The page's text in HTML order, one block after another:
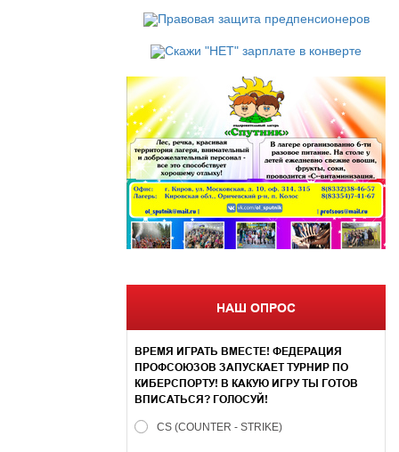
НАШ ОПРОС
ВРЕМЯ ИГРАТЬ ВМЕСТЕ! ФЕДЕРАЦИЯ
ПРОФСОЮЗОВ ЗАПУСКАЕТ ТУРНИР ПО
КИБЕРСПОРТУ! В КАКУЮ ИГРУ ТЫ ГОТОВ
ВПИСАТЬСЯ? ГОЛОСУЙ!
CS (COUNTER - STRIKE)